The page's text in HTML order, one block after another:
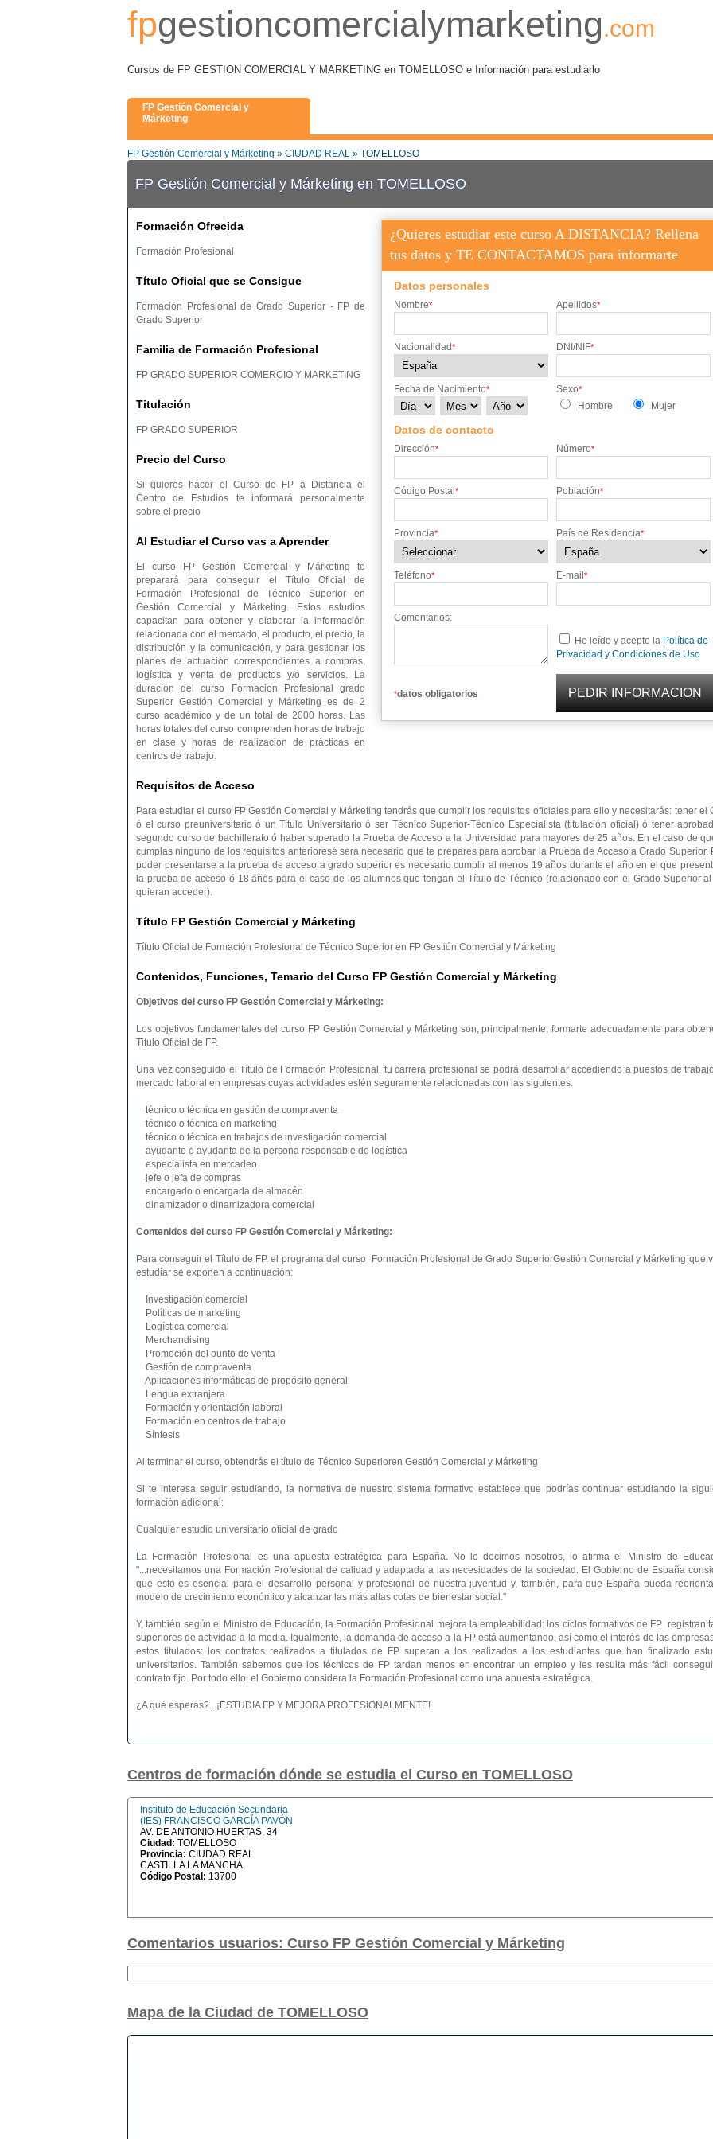
fpgestioncomercialymarketing.com
Cursos de FP GESTION COMERCIAL Y MARKETING en TOMELLOSO e Información para estudiarlo
FP Gestión Comercial y
Márketing
FP Gestión Comercial y Márketing » CIUDAD REAL » TOMELLOSO
FP Gestión Comercial y Márketing en TOMELLOSO
¿Quieres estudiar este curso A DISTANCIA? Rellena
tus datos y TE CONTACTAMOS para informarte
Datos personales
Nombre* Apellidos*
Nacionalidad* DNI/NIF*
Fecha de Nacimiento* Sexo*
Hombre Mujer
Datos de contacto
Dirección* Número*
Código Postal * Población*
Provincia* País de Residencia*
Teléfono* E-mail *
Comentarios:
He leído y acepto la Política de
Privacidad y Condiciones de Uso
*datos obligatorios
Formación Ofrecida
Formación Profesional
Título Oficial que se Consigue
Formación Profesional de Grado Superior - FP de
Grado Superior
Familia de Formación Profesional
FP GRADO SUPERIOR COMERCIO Y MARKETING
Titulación
FP GRADO SUPERIOR
Precio del Curso
Si quieres hacer el Curso de FP a Distancia el
Centro de Estudios te informará personalmente
sobre el precio
Al Estudiar el Curso vas a Aprender
El curso FP Gestión Comercial y Márketing te
preparará para conseguir el Título Oficial de
Formación Profesional de Técnico Superior en
Gestión Comercial y Márketing. Estos estudios
capacitan para obtener y elaborar la información
relacionada con el mercado, el producto, el precio, la
distribución y la comunicación, y para gestionar los
planes de actuación correspondientes a compras,
logística y venta de productos y/o servicios. La
duración del curso Formacion Profesional grado
Superior Gestión Comercial y Márketing es de 2
curso académico y de un total de 2000 horas. Las
horas totales del curso comprenden horas de trabajo
en clase y horas de realización de prácticas en
centros de trabajo.
Requisitos de Acceso
Para estudiar el curso FP Gestión Comercial y Márketing tendrás que cumplir los requisitos oficiales para ello y necesitarás: tener el
ó el curso preuniversitario ó un Título Universitario ó ser Técnico Superior-Técnico Especialista (titulación oficial) ó tener
segundo curso de bachillerato ó haber superado la Prueba de Acceso a la Universidad para mayores de 25 años. En el caso de
cumplas ninguno de los requisitos anterioresé será necesario que te prepares para aprobar la Prueba de Acceso a Grado Superior.
poder presentarse a la prueba de acceso a grado superior es necesario cumplir al menos 19 años durante el año en el que
la prueba de acceso ó 18 años para el caso de los alumnos que tengan el Título de Técnico (relacionado con el Grado Superior
quieran acceder).
Título FP Gestión Comercial y Márketing
Título Oficial de Formación Profesional de Técnico Superior en FP Gestión Comercial y Márketing
Contenidos, Funciones, Temario del Curso FP Gestión Comercial y Márketing
Objetivos del curso FP Gestión Comercial y Márketing:
Los objetivos fundamentales del curso FP Gestión Comercial y Márketing son, principalmente, formarte adecuadamente para
Titulo Oficial de FP.
Una vez conseguido el Título de Formación Profesional, tu carrera profesional se podrá desarrollar accediendo a puestos de
mercado laboral en empresas cuyas actividades estén seguramente relacionadas con las siguientes:
técnico o técnica en gestión de compraventa
técnico o técnica en marketing
técnico o técnica en trabajos de investigación comercial
ayudante o ayudanta de la persona responsable de logística
especialista en mercadeo
jefe o jefa de compras
encargado o encargada de almacén
dinamizador o dinamizadora comercial
Contenidos del curso FP Gestión Comercial y Márketing:
Para conseguir el Título de FP, el programa del curso Formación Profesional de Grado SuperiorGestión Comercial y Márketing que
estudiar se exponen a continuación:
Investigación comercial
Políticas de marketing
Logística comercial
Merchandising
Promoción del punto de venta
Gestión de compraventa
Aplicaciones informáticas de propósito general
Lengua extranjera
Formación y orientación laboral
Formación en centros de trabajo
Síntesis
Al terminar el curso, obtendrás el título de Técnico Superioren Gestión Comercial y Márketing
Si te interesa seguir estudiando, la normativa de nuestro sistema formativo establece que podrías continuar estudiando la
formación adicional:
Cualquier estudio universitario oficial de grado
La Formación Profesional es una apuesta estratégica para España. No lo decimos nosotros, lo afirma el Ministro de
"...necesitamos una Formación Profesional de calidad y adaptada a las necesidades de la sociedad. El Gobierno de España
que esto es esencial para el desarrollo personal y profesional de nuestra juventud y, también, para que España pueda
modelo de crecimiento económico y alcanzar las más altas cotas de bienestar social."
Y, también según el Ministro de Educación, la Formación Profesional mejora la empleabilidad: los ciclos formativos de FP registran
superiores de actividad a la media. Igualmente, la demanda de acceso a la FP está aumentando, así como el interés de las
estos titulados: los contratos realizados a titulados de FP superan a los realizados a los estudiantes que han finalizado
universitarios. También sabemos que los técnicos de FP tardan menos en encontrar un empleo y les resulta más fácil
contrato fijo. Por todo ello, el Gobierno considera la Formación Profesional como una apuesta estratégica.
¿A qué esperas?...¡ESTUDIA FP Y MEJORA PROFESIONALMENTE!
Centros de formación dónde se estudia el Curso en TOMELLOSO
Instituto de Educación Secundaria
(IES) FRANCISCO GARCÍA PAVÓN
AV. DE ANTONIO HUERTAS, 34
Ciudad: TOMELLOSO
Provincia: CIUDAD REAL
CASTILLA LA MANCHA
Código Postal: 13700
Comentarios usuarios: Curso FP Gestión Comercial y Márketing
Mapa de la Ciudad de TOMELLOSO